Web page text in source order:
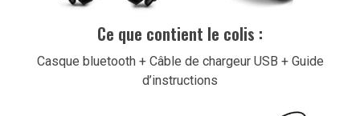
Ce que contient le colis :
Casque bluetooth + Câble de chargeur USB + Guide
d’instructions